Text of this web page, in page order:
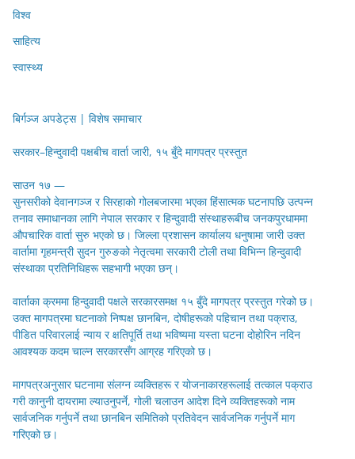
विश्व
साहित्य
स्वास्थ्य
बिर्गञ्ज अपडेट्स | विशेष समाचार
सरकार–हिन्दुवादी पक्षबीच वार्ता जारी, १५ बुँदे मागपत्र प्रस्तुत
साउन १७ —
सुनसरीको देवानगञ्ज र सिरहाको गोलबजारमा भएका हिंसात्मक घटनापछि उत्पन्न
तनाव समाधानका लागि नेपाल सरकार र हिन्दुवादी संस्थाहरूबीच जनकपुरधाममा
औपचारिक वार्ता सुरु भएको छ। जिल्ला प्रशासन कार्यालय धनुषामा जारी उक्त
वार्तामा गृहमन्त्री सुदन गुरुङको नेतृत्वमा सरकारी टोली तथा विभिन्न हिन्दुवादी
संस्थाका प्रतिनिधिहरू सहभागी भएका छन्।
वार्ताका क्रममा हिन्दुवादी पक्षले सरकारसमक्ष १५ बुँदे मागपत्र प्रस्तुत गरेको छ।
उक्त मागपत्रमा घटनाको निष्पक्ष छानबिन, दोषीहरूको पहिचान तथा पक्राउ,
पीडित परिवारलाई न्याय र क्षतिपूर्ति तथा भविष्यमा यस्ता घटना दोहोरिन नदिन
आवश्यक कदम चाल्न सरकारसँग आग्रह गरिएको छ।
मागपत्रअनुसार घटनामा संलग्न व्यक्तिहरू र योजनाकारहरूलाई तत्काल पक्राउ
गरी कानुनी दायरामा ल्याउनुपर्ने, गोली चलाउन आदेश दिने व्यक्तिहरूको नाम
सार्वजनिक गर्नुपर्ने तथा छानबिन समितिको प्रतिवेदन सार्वजनिक गर्नुपर्ने माग
गरिएको छ।